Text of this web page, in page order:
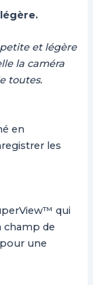
petite et légère
la caméra
toutes.
en
les
qui
champ de
une